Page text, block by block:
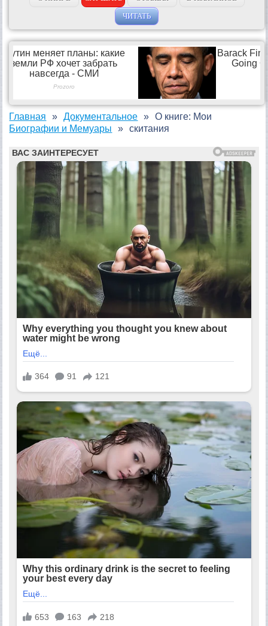
ЧИТАТЬ
Главная
Документальное
Биографии и Мемуары
О книге: Мои
скитания